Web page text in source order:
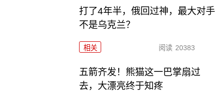
打了4年半，俄回过神，最大对手
不是乌克兰？
相关 阅读 20383
五箭齐发！熊猫这一巴掌扇过
去，大漂亮终于知疼